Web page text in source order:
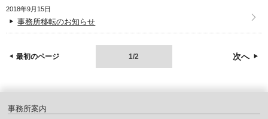
2018年9月15日
事務所移転のお知らせ
最初のページ 1/2 次へ
事務所案内